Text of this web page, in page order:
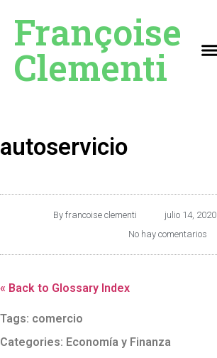
Françoise
Clementi
autoservicio
By francoise clementi julio 14, 2020
No hay comentarios
« Back to Glossary Index
Tags: comercio
Categories: Economía y Finanza